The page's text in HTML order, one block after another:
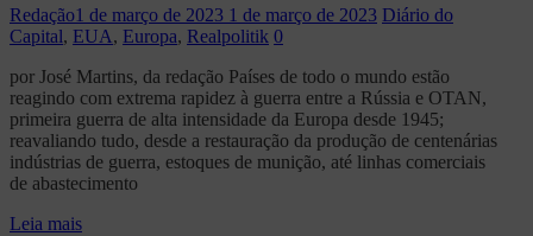
Redação1 de março de 2023 1 de março de 2023 Diário do
Capital, EUA, Europa, Realpolitik 0
por José Martins, da redação Países de todo o mundo estão
reagindo com extrema rapidez à guerra entre a Rússia e OTAN,
primeira guerra de alta intensidade da Europa desde 1945;
reavaliando tudo, desde a restauração da produção de centenárias
indústrias de guerra, estoques de munição, até linhas comerciais
de abastecimento
Leia mais